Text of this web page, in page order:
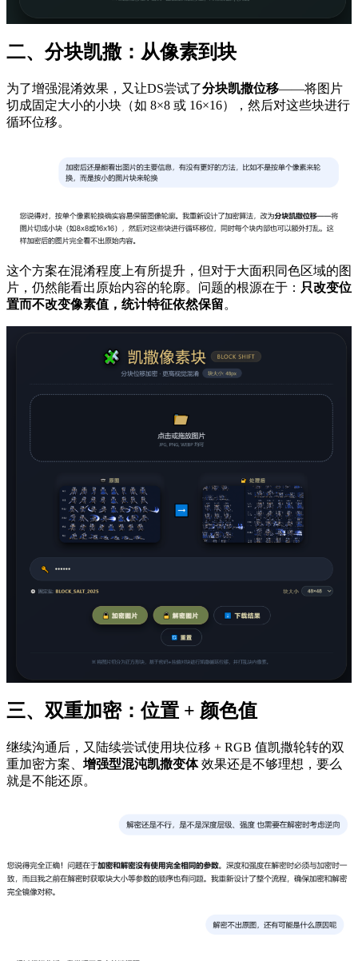
二、分块凯撒：从像素到块
为了增强混淆效果，又让DS尝试了分块凯撒位移——将图片
切成固定大小的小块（如 8×8 或 16×16），然后对这些块进行
循环位移。
这个方案在混淆程度上有所提升，但对于大面积同色区域的图
片，仍然能看出原始内容的轮廓。问题的根源在于： 只改变位
置而不改变像素值，统计特征依然保留。
三、双重加密：位置 + 颜色值
继续沟通后，又陆续尝试使用块位移 + RGB 值凯撒轮转的双
重加密方案、 增强型混沌凯撒变体效果还是不够理想，要么
就是不能还原。